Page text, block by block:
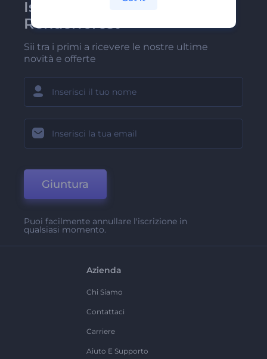
Iscriviti alla newsletter di
Renderforest
Sii tra i primi a ricevere le nostre ultime
novità e offerte
Giuntura
Puoi facilmente annullare l'iscrizione in
qualsiasi momento.
Azienda
Chi Siamo
Contattaci
Carriere
Aiuto E Supporto